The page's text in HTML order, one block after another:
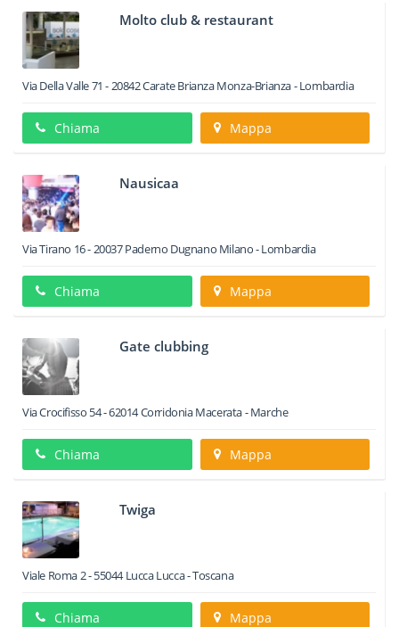
Molto club & restaurant
Via Della Valle 71 -20842Carate BrianzaMonza-Brianza -Lombardia
Chiama Mappa
Nausicaa
Via Tirano 16-20037Paderno Dugnano Milano -Lombardia
Chiama Mappa
Gate clubbing
Via Crocifisso 54-62014CorridoniaMacerata -Marche
Chiama Mappa
Twiga
Viale Roma 2-55044 LuccaLucca -Toscana
Chiama Mappa